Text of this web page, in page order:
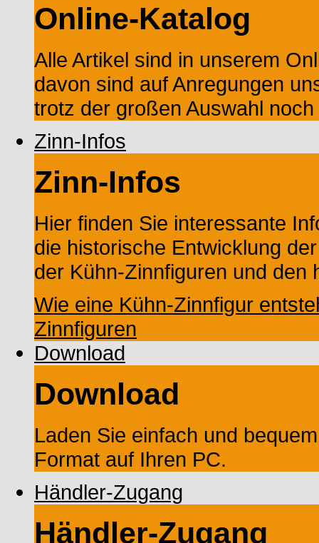
Online-Katalog
Alle Artikel sind in unserem
davon sind auf Anregungen
trotz der großen Auswahl
Zinn-Infos
Zinn-Infos
Hier finden Sie interessante
die historische Entwicklung
der Kühn-Zinnfiguren und den
Wie eine Kühn-Zinnfigur
Zinnfiguren
Download
Download
Laden Sie einfach und
Format auf Ihren PC.
Händler-Zugang
Händler-Zugang